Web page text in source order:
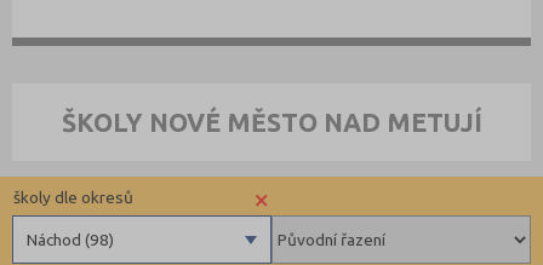
ŠKOLY NOVÉ MĚSTO NAD METUJÍ
×
Náchod (98)
školy dle okresů